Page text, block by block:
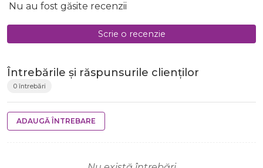
Nu au fost găsite recenzii
Scrie o recenzie
Întrebările și răspunsurile clienților
0 întrebări
ADAUGĂ ÎNTREBARE